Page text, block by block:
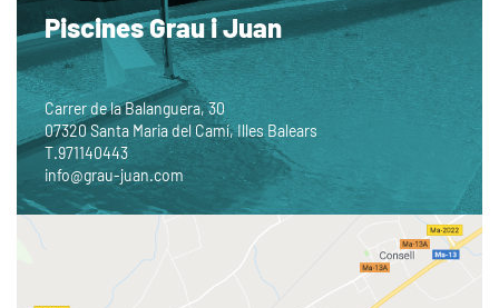
Piscines Grau i Juan
Carrer de la Balanguera, 30
07320 Santa Maria del Camí, Illes Balears
T.971140443
info@grau-juan.com